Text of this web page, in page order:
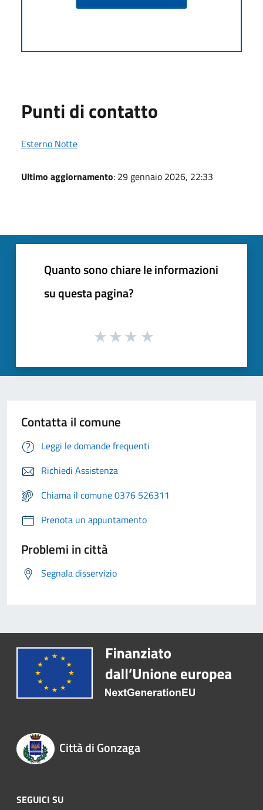
Punti di contatto
Esterno Notte
Ultimo aggiornamento: 29 gennaio 2026, 22:33
Quanto sono chiare le informazioni
su questa pagina?
Contatta il comune
Leggi le domande frequenti
Richiedi Assistenza
Chiama il comune 0376 526311
Prenota un appuntamento
Problemi in città
Segnala disservizio
Città di Gonzaga
SEGUICI SU